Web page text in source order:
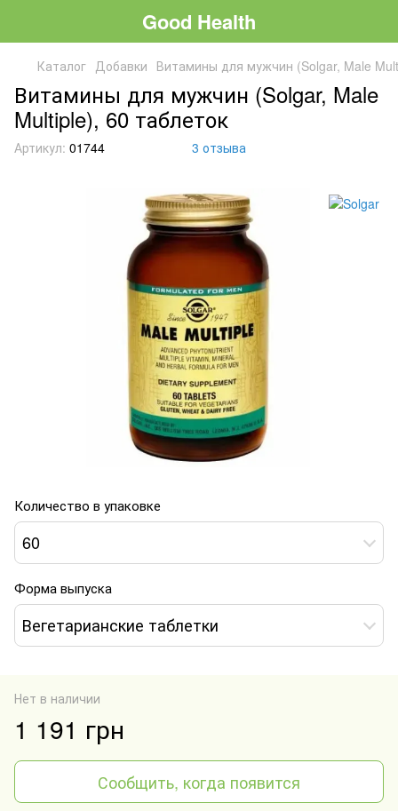
Good Health
Каталог Добавки Витамины для мужчин (Solgar, Male
Витамины для мужчин (Solgar, Male
Multiple), 60 таблеток
Артикул: 01744 3 отзыва
Количество в упаковке
60
Форма выпуска
Вегетарианские таблетки
Нет в наличии
1 191 грн
Сообщить, когда появится